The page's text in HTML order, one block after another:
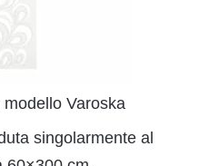
Varoska
singolarmente al